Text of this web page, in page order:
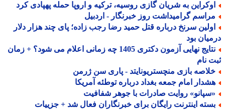
به شریان گازی روسیه، ترکیه و اروپا حمله پهپادی کرد
گرامیداشت روز خبرنگار - اردبیل
سرنخ درباره قتل حمید رضا رجب زاده؛ پای چند هزار دلار
بود
نتایج نهایی آزمون دکتری 1405 چه زمانی اعلام می شود؟ + زمان
نام
بازی منچستریونایتد - پاری سن ژرمن
امام جمعه بغداد درباره توطئه آمریکا
روایت صادرات با جوهر شفافیت
اینترنت رایگان برای خبرنگاران فعال شد + جزییات